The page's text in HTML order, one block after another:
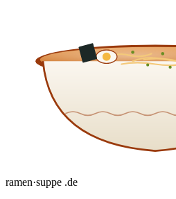
ramen·suppe .de